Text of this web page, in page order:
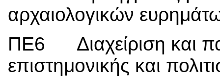
αρχαιολογικών
ΠΕ6 Διαχείριση και
επιστημονικής και